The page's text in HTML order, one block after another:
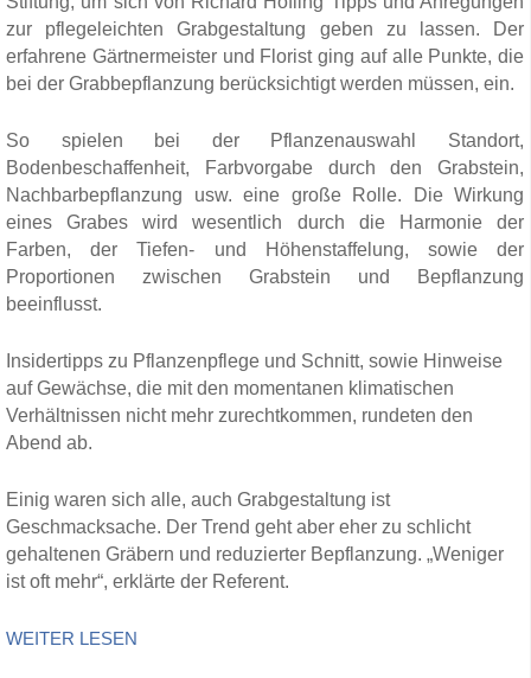
zur pflegeleichten Grabgestaltung geben zu lassen. Der
erfahrene Gärtnermeister und Florist ging auf alle Punkte, die
bei der Grabbepflanzung berücksichtigt werden müssen, ein.
So spielen bei der Pflanzenauswahl Standort,
Bodenbeschaffenheit, Farbvorgabe durch den Grabstein,
Nachbarbepflanzung usw. eine große Rolle. Die Wirkung
eines Grabes wird wesentlich durch die Harmonie der
Farben, der Tiefen- und Höhenstaffelung, sowie der
Proportionen zwischen Grabstein und Bepflanzung
beeinflusst.
Insidertipps zu Pflanzenpflege und Schnitt, sowie Hinweise
auf Gewächse, die mit den momentanen klimatischen
Verhältnissen nicht mehr zurechtkommen, rundeten den
Abend ab.
Einig waren sich alle, auch Grabgestaltung ist
Geschmacksache. Der Trend geht aber eher zu schlicht
gehaltenen Gräbern und reduzierter Bepflanzung. „Weniger
ist oft mehr“, erklärte der Referent.
WEITER LESEN